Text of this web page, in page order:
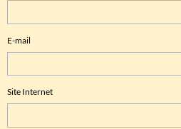
E-mail
Site Internet